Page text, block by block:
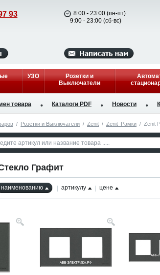
93
8:00 - 23:00 (пн-пт)
9:00 - 23:00 (сб-вс)
УЗО
Розетки и
Выключатели
товара Каталоги PDF Новости
/ Розетки и Выключатели / Zenit / Zenit_Рамки / Zenit
Графит
наименованию артикулу цене